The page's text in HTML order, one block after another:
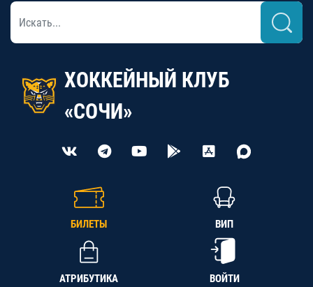
ХОККЕЙНЫЙ КЛУБ
«СОЧИ»
БИЛЕТЫ ВИП
АТРИБУТИКА ВОЙТИ